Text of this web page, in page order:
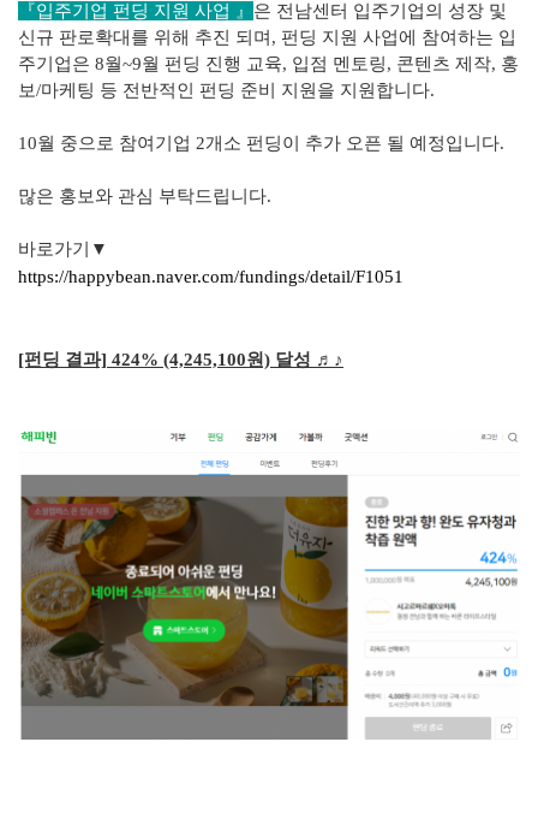
『입주기업 펀딩 지원 사업 』 은 전남센터 입주기업의 성장 및
신규 판로확대를 위해 추진 되며, 펀딩 지원 사업에 참여하는 입
주기업은 8월~9월 펀딩 진행 교육, 입점 멘토링, 콘텐츠 제작, 홍
보/마케팅 등 전반적인 펀딩 준비 지원을 지원합니다.
10월 중으로 참여기업 2개소 펀딩이 추가 오픈 될 예정입니다.
많은 홍보와 관심 부탁드립니다.
바로가기▼
https://happybean.naver.com/fundings/detail/F1051
[펀딩 결과] 424% (4,245,100원) 달성 ♬♪